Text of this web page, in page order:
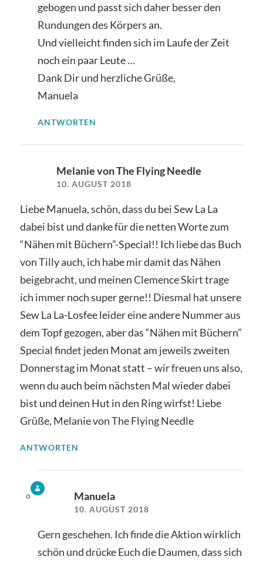
gebogen und passt sich daher besser den
Rundungen des Körpers an.
Und vielleicht finden sich im Laufe der Zeit
noch ein paar Leute …
Dank Dir und herzliche Grüße,
Manuela
ANTWORTEN
Melanie von The Flying Needle
10. AUGUST 2018
Liebe Manuela, schön, dass du bei Sew La La
dabei bist und danke für die netten Worte zum
“Nähen mit Büchern”-Special!! Ich liebe das Buch
von Tilly auch, ich habe mir damit das Nähen
beigebracht, und meinen Clemence Skirt trage
ich immer noch super gerne!! Diesmal hat unsere
Sew La La-Losfee leider eine andere Nummer aus
dem Topf gezogen, aber das “Nähen mit Büchern”
Special findet jeden Monat am jeweils zweiten
Donnerstag im Monat statt – wir freuen uns also,
wenn du auch beim nächsten Mal wieder dabei
bist und deinen Hut in den Ring wirfst! Liebe
Grüße, Melanie von The Flying Needle
ANTWORTEN
Manuela
10. AUGUST 2018
Gern geschehen. Ich finde die Aktion wirklich
schön und drücke Euch die Daumen, dass sich